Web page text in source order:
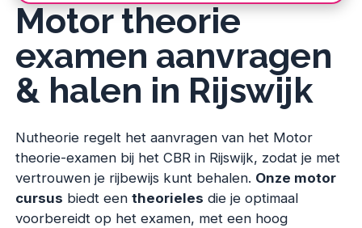
Motor theorie
examen aanvragen
& halen in Rijswijk
Nutheorie regelt het aanvragen van het Motor
theorie-examen bij het CBR in Rijswijk, zodat je met
vertrouwen je rijbewijs kunt behalen. Onze motor
cursus biedt eentheorieles die je optimaal
voorbereidt op het examen, met een hoog